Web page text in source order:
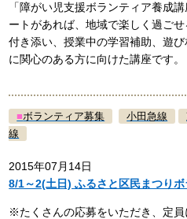
「障がい児支援ボランティア養成
ートがあれば、地域で楽しく過ご
付き添い、授業中の学習補助、遊
に関心のある方に向けた講座で
■ボランティア募集 小田急線
線
2015年07月14日
8/1～2(土日) ふるさと区民まつりボ
※たくさんの応募をいただき、定